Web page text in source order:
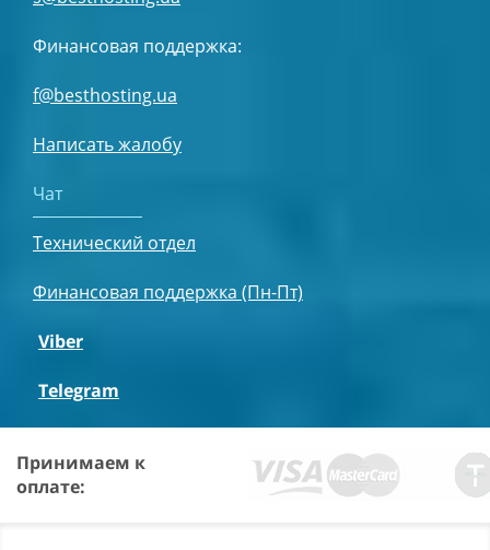
Финансовая поддержка:
f@besthosting.ua
Написать жалобу
Чат
Технический отдел
Финансовая поддержка (Пн-Пт)
Viber
Telegram
Принимаем к
оплате: